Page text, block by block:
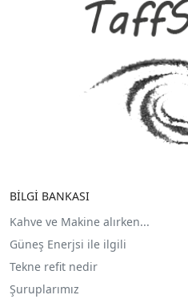
BİLGİ BANKASI
Kahve ve Makine alırken...
Güneş Enerjsi ile ilgili
Tekne refit nedir
Şuruplarımız